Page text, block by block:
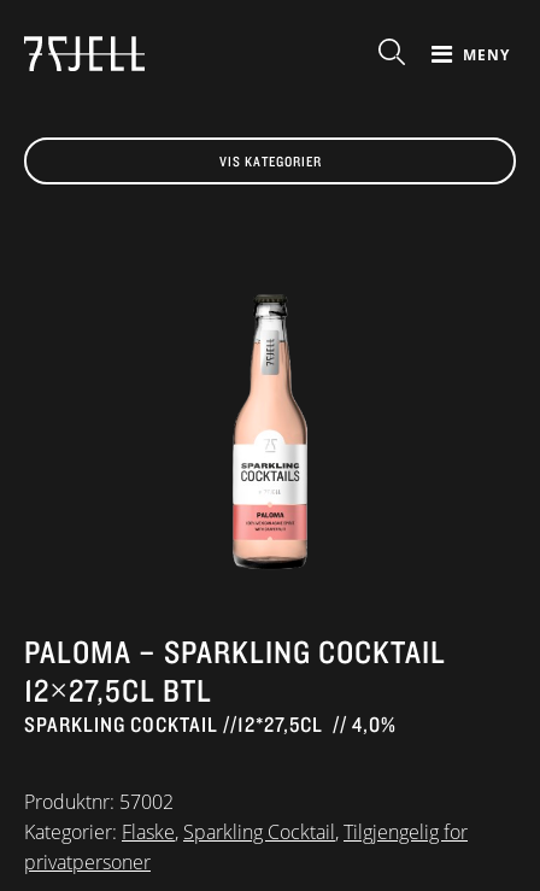
MENY
VIS KATEGORIER
PALOMA – SPARKLING COCKTAIL
12×27,5CL BTL
SPARKLING COCKTAIL //12*27,5CL // 4,0%
Produktnr: 57002
Kategorier: Flaske, Sparkling Cocktail,Tilgjengelig for
privatpersoner